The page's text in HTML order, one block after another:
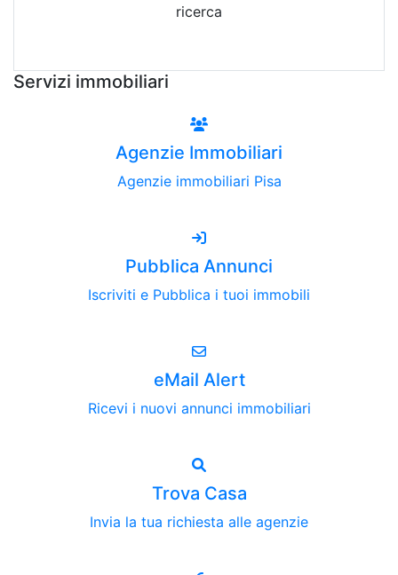
ricerca
Servizi immobiliari
Agenzie Immobiliari
Agenzie immobiliari Pisa
Pubblica Annunci
Iscriviti e Pubblica i tuoi immobili
eMail Alert
Ricevi i nuovi annunci immobiliari
Trova Casa
Invia la tua richiesta alle agenzie